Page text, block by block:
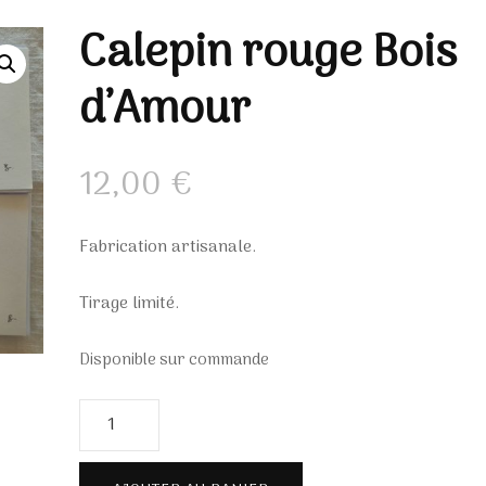
Collectivités, entreprises
et groupes
Mes carnets d’artistes
Calepin rouge Bois
d’Amour
12,00€
Fabrication artisanale.
Tirage limité.
Disponible sur commande
quantité
de